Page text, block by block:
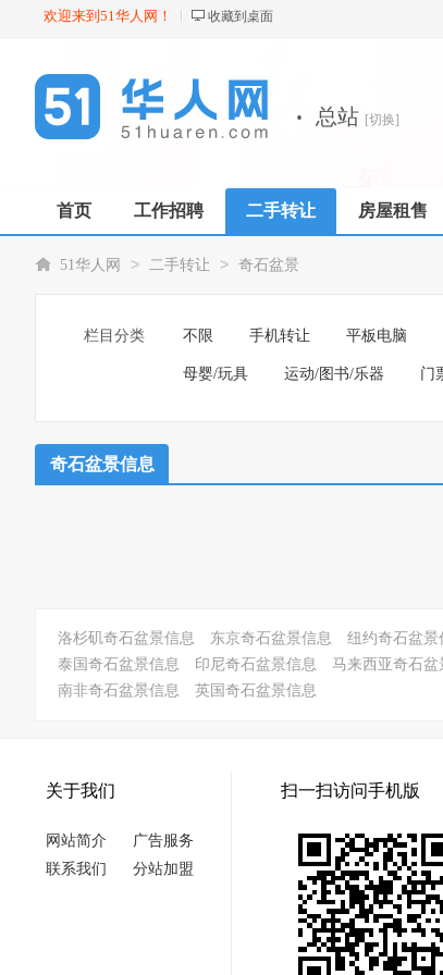
欢迎来到51华人网！ 收藏到桌面
· 总站 [切换]
首页 工作招聘 二手转让 房屋租售
店铺
51华人网 > 二手转让 > 奇石盆景
栏目分类 不限 手机转让 平板电脑
母婴/玩具 运动/图书/乐器 门
奇石盆景信息
洛杉矶奇石盆景信息 东京奇石盆景信息 纽约奇石盆景
泰国奇石盆景信息
印尼奇石盆景信息 马来西亚奇石盆
南非奇石盆景信息
英国奇石盆景信息
关于我们
网站简介
广告服务
联系我们
分站加盟
扫一扫访问手机版